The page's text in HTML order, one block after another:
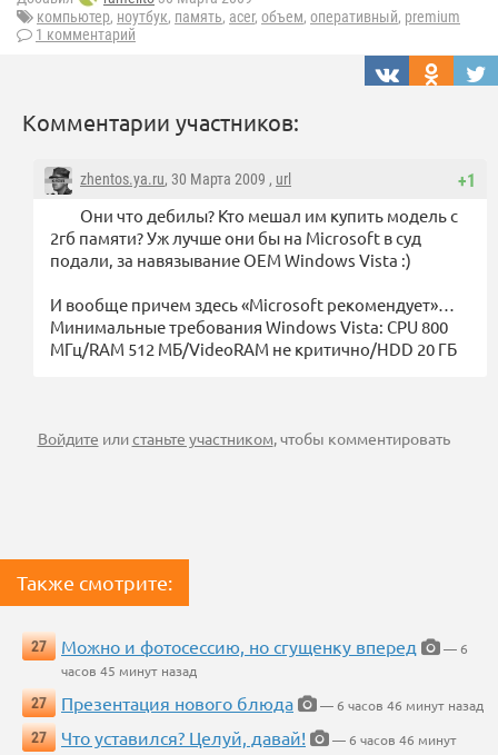
компьютер, ноутбук, память, acer, объем, оперативный, premium
1 комментарий
Комментарии участников:
+1
zhentos.ya.ru, 30 Марта 2009 , url
Они что дебилы? Кто мешал им купить модель с
2гб памяти? Уж лучше они бы на Microsoft в суд
подали, за навязывание OEM Windows Vista :)
И вообще причем здесь «Microsoft рекомендует»…
Минимальные требования Windows Vista: CPU 800
МГц/RAM 512 МБ/VideoRAM не критично/HDD 20 ГБ
Войдите илистаньте участником, чтобы комментировать
Также смотрите:
27 Можно и фотосессию, но сгущенку вперед
— 6
часов 45 минут назад
27
Презентация нового блюда
— 6 часов 46 минут назад
27
Что уставился? Целуй, давай!
— 6 часов 46 минут